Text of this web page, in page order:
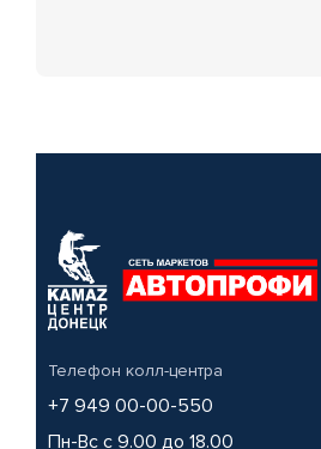
Телефон колл-центра
+7 949 00-00-550
Пн-Вс с 9.00 до 18.00